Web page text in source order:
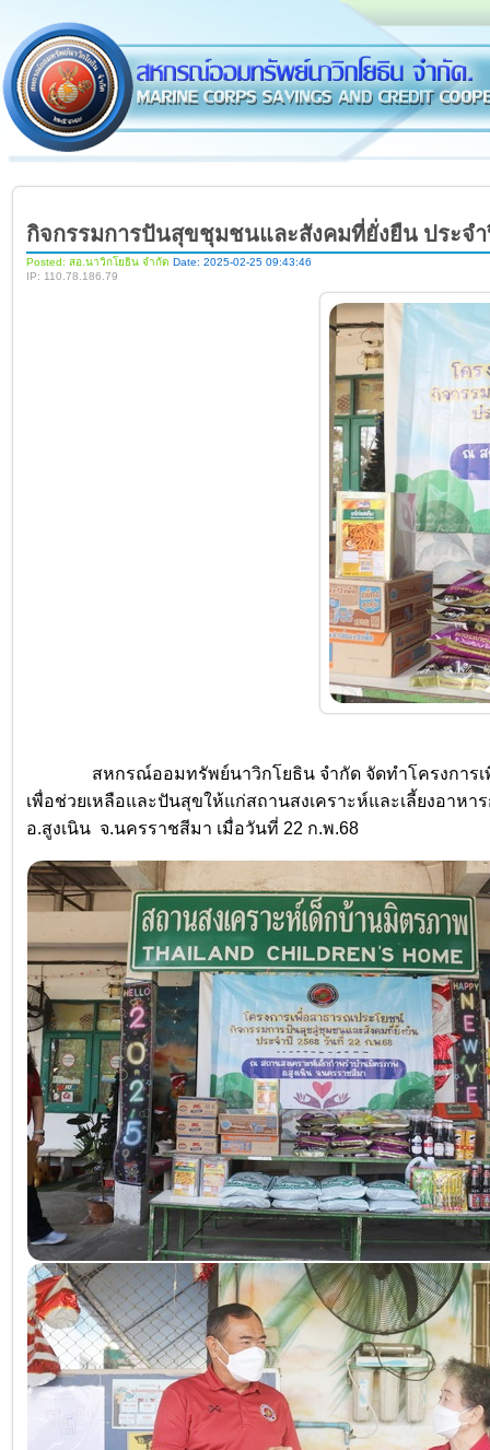
กิจกรรมการปันสุขชุมชนและสังคมที่ยั่งยืน ประจำ
Posted: สอ.นาวิกโยธิน จำกัด Date: 2025-02-25 09:43:46
IP: 110.78.186.79
สหกรณ์ออมทรัพย์นาวิกโยธิน จำกัด จัดทำโครงการเพื่อ
เพื่อช่วยเหลือและปันสุขให้แก่สถานสงเคราะห์และเลี้ยงอาห
อ.สูงเนิน จ.นครราชสีมา เมื่อวันที่ 22 ก.พ.68